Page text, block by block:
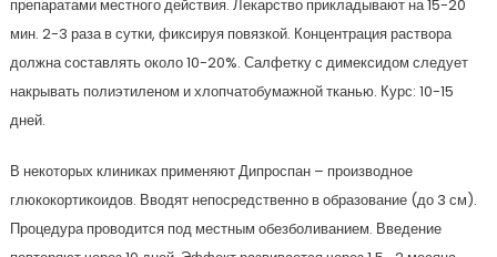
препаратами местного действия. Лекарство прикладывают на 15-20
мин. 2-3 раза в сутки, фиксируя повязкой. Концентрация раствора
должна составлять около 10-20%. Салфетку с димексидом следует
накрывать полиэтиленом и хлопчатобумажной тканью. Курс: 10-15
дней.
В некоторых клиниках применяют Дипроспан – производное
глюкокортикоидов. Вводят непосредственно в образование (до 3 см).
Процедура проводится под местным обезболиванием. Введение